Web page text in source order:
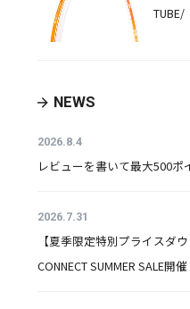
TUBE/
NEWS
2026.8.4
レビューを書いて最大500ポ
2026.7.31
【夏季限定特別プライスダ
CONNECT SUMMER SALE開催